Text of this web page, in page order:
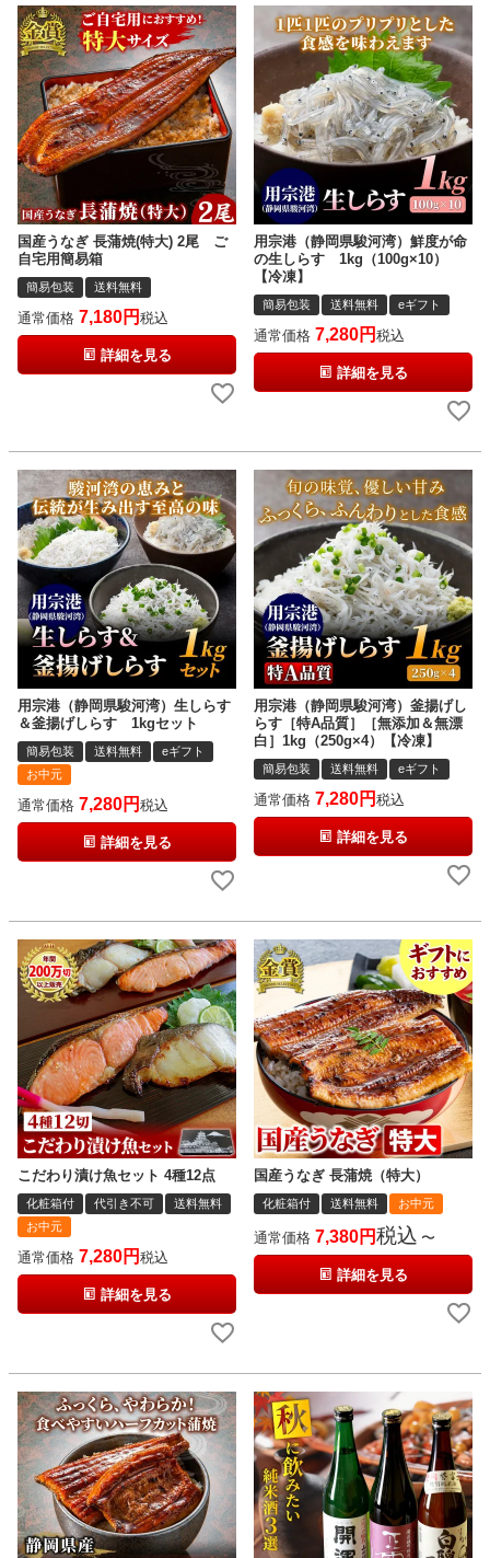
国産うなぎ 長蒲焼(特大) 2尾 ご
自宅用簡易箱
簡易包装 送料無料
通常価格 7,180 税込
詳細を見る
用宗港（静岡県駿河湾）鮮度が命
の生しらす 1kg（100g×10）
【冷凍】
簡易包装 送料無料 eギフト
通常価格 7,280 税込
詳細を見る
用宗港（静岡県駿河湾）生しらす
＆釜揚げしらす 1kgセット
簡易包装 送料無料
eギフト
お中元
通常価格 7,280 税込
詳細を見る
用宗港（静岡県駿河湾）釜揚げし
らす［特A品質］［無添加＆無漂
白］1kg（250g×4）【冷凍】
簡易包装 送料無料 eギフト
通常価格 7,280 税込
詳細を見る
こだわり漬け魚セット 4種12点
化粧箱付 代引き不可
送料無料
お中元
通常価格 7,280 税込
詳細を見る
国産うなぎ 長蒲焼（特大）
化粧箱付 送料無料 お中元
通常価格 7,380 税込 〜
詳細を見る